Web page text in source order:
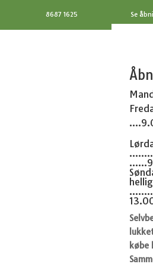
8687 1625 Se
købe